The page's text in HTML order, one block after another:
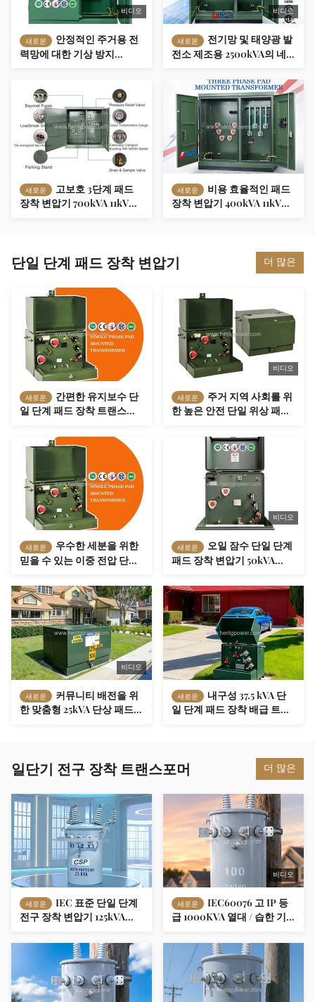
비디오
새로운
안정적인 주거용 전
력망에 대한 기상 방지
비디오
새로운
전기망 및 태양광 발
전소 제조용 2500kVA의 네
새로운
고보호 3단계 패드
장착 변압기 700kVA 11kV
새로운
비용 효율적인 패드
장착 변압기 400kVA 11kV
단일 단계 패드 장착 변압기 더 많은
새로운
간편한 유지보수 단
일 단계 패드 장착 트랜스포
인 유통망을 위해 긴 서비스
수명
비디오
새로운
주거 지역 사회를 위
한 높은 안전 단일 위상 패드
100kVA 11kV 230V 믿을 수
있는 옥외 전력 공급
새로운
우수한 세분을 위한
믿을 수 있는 이중 전압 단상
압기 34500V 13800V 15KVA
25KVA 37.5KVA 50KVA
비디오
새로운
오일 잠수 단일 단계
패드 장착 변압기 50kVA
조 방지
비디오
새로운
커뮤니티 배전을 위
한 맞춤형 25kVA 단상 패드
새로운
내구성 37.5 kVA 단
일 단계 패드 장착 배급 트랜
일단기 전구 장착 트랜스포머 더 많은
새로운
IEC 표준 단일 단계
전구 장착 변압기 125kVA
유통 네트워크
비디오
새로운
IEC60076 고 IP 등
급 1000KVA 열대 / 습한 기
구 장착 변압기 11KV / 230V